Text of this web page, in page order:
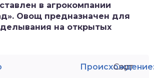
в агрокомпании
Овощ предназначен для
на открытых
Сорт